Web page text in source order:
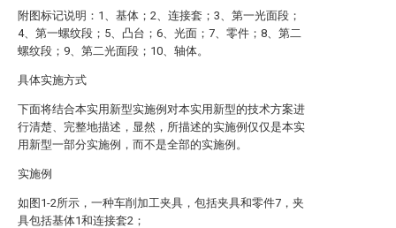
附图标记说明：1、基体；2、连接套；3、第一光面段；
4、第一螺纹段；5、凸台；6、光面；7、零件；8、第二
螺纹段；9、第二光面段；10、轴体。
具体实施方式
下面将结合本实用新型实施例对本实用新型的技术方案进
行清楚、完整地描述，显然，所描述的实施例仅仅是本实
用新型一部分实施例，而不是全部的实施例。
实施例
如图1-2所示，一种车削加工夹具，包括夹具和零件7，夹
具包括基体1和连接套2；